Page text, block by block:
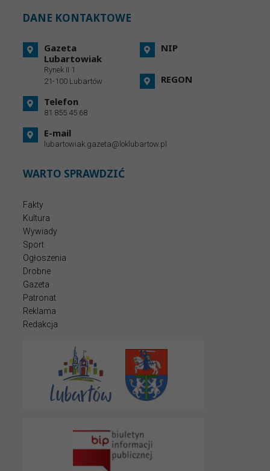
DANE KONTAKTOWE
Gazeta
Lubartowiak
Rynek II 1
21-100 Lubartów
Telefon
81 855 45 68
E-mail
lubartowiak.gazeta@loklubartow.pl
NIP
REGON
WARTO SPRAWDZIĆ
Fakty
Kultura
Wywiady
Sport
Ogłoszenia
Drobne
Gazeta
Patronat
Reklama
Redakcja